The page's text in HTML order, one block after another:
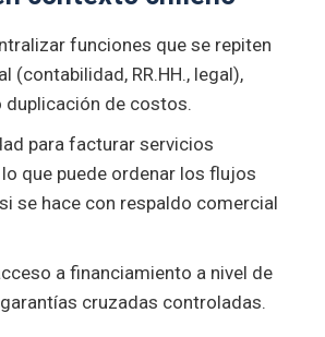
funciones que se repiten
(contabilidad, RR.HH., legal),
duplicación de costos.
para facturar servicios
que puede ordenar los flujos
se hace con respaldo comercial
a financiamiento a nivel de
cruzadas controladas.